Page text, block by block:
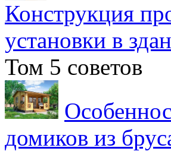
Конструкция
установки в
Том 5 советов
домиков из